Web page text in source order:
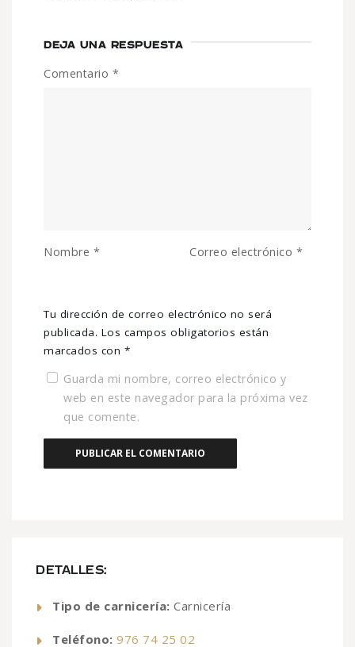
DETALLES:
Tipo de carnicería: Carnicería
Teléfono: 976 74 25 02
DEJA UNA RESPUESTA
Tu dirección de correo electrónico no será
publicada. Los campos obligatorios están
marcados con *
Comentario *
Nombre * Correo electrónico *
Guarda mi nombre, correo electrónico y
web en este navegador para la próxima vez
que comente.